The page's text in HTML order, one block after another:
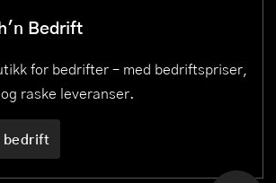
Bedrift
for bedrifter – med bedriftspriser,
raske leveranser.
bedrift